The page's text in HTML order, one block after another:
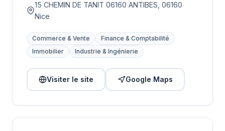
15 CHEMIN DE TANIT 06160 ANTIBES, 06160
Nice
Commerce & Vente
Finance & Comptabilité
Immobilier
Industrie & Ingénierie
Visiter le site Google Maps